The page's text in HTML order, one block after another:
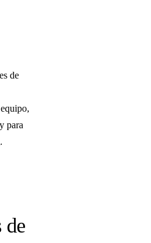
de
para
.
de